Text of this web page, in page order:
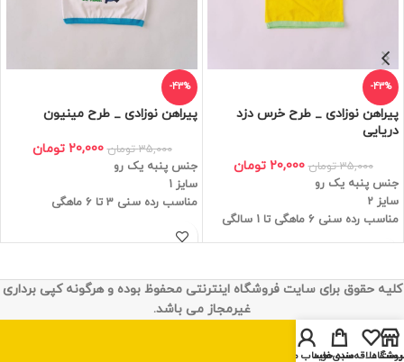
-43%
پیراهن نوزادی _ طرح خرس دزد
دریایی
35,000 تومان 20,000 تومان
جنس پنبه یک رو
سایز 2
مناسب رده سنی 6 ماهگی تا 1 سالگی
-43%
پیراهن نوزادی _ طرح مینیون
35,000 تومان 20,000 تومان
جنس پنبه یک رو
سایز 1
مناسب رده سنی 3 تا 6 ماهگی
کلیه حقوق برای سایت فروشگاه اینترنتی محفوظ بوده و هرگونه کپی برداری
غیرمجاز می باشد.
علاقه‌مندی‌ها
سبد خریدحساب من